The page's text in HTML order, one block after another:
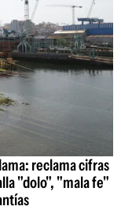
reclama cifras
"dolo", "mala fe"